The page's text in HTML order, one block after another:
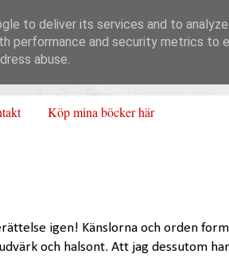
Köp mina böcker här
igen! Känslorna och orden
och halsont. Att jag dessutom
to deliver its services and to
performance and security metrics to
abuse.